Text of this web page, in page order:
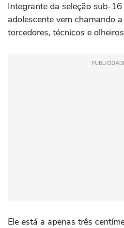
Integrante da seleção sub-
adolescente vem chamando
torcedores, técnicos e
Ele está a apenas três